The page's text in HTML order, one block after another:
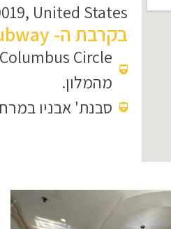
United States
בקרבת ה- subway:
מהמלון.
סבנת' אבניו במרחק 300 מטר